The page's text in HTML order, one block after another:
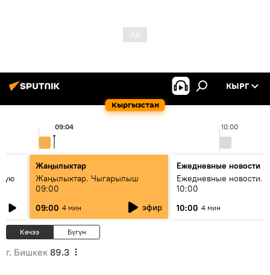
Кыргызстан
КЫРГ
10:00
09:04
Жаңылыктар
Жаңылыктар. Чыгарылыш
09:00
09:00 4 мин эфир
Ежедневные новости
Ежедневные новости.
10:00
10:00 4 мин
Кечээ Бүгүн
г. Бишкек 89.3